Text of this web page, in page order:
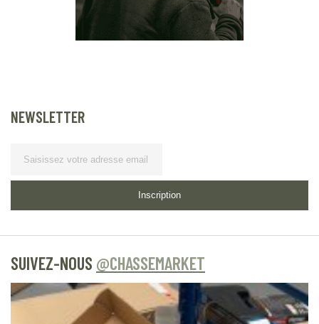
NEWSLETTER
Inscription
SUIVEZ-NOUS @CHASSEMARKET